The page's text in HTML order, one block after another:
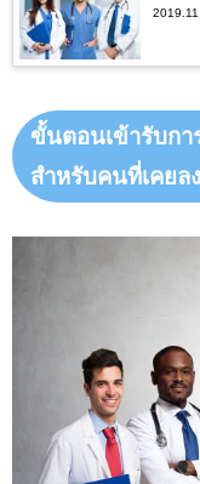
ขั้นตอนเข้ารับกา
สำหรับคนที่เคยล